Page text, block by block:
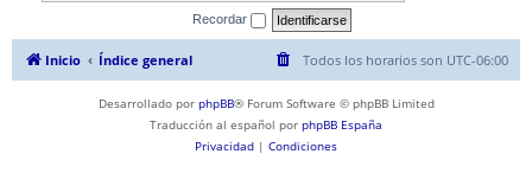
Recordar
Inicio Índice general Todos los horarios son UTC-06:00
Desarrollado por phpBB® Forum Software © phpBB Limited
Traducción al español por phpBB España
Privacidad | Condiciones